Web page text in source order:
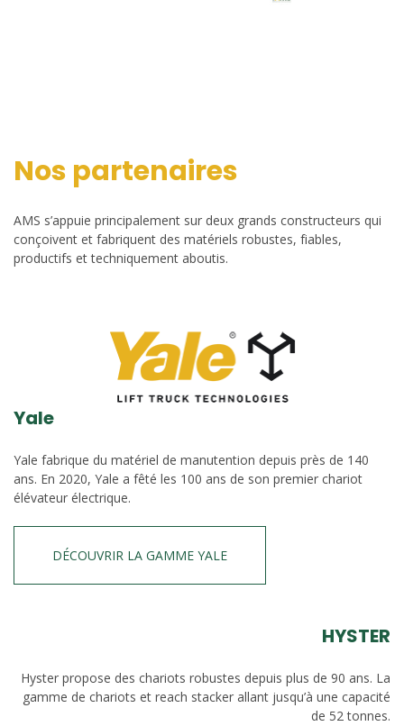
Nos partenaires
AMS s’appuie principalement sur deux grands constructeurs qui
conçoivent et fabriquent des matériels robustes, fiables,
productifs et techniquement aboutis.
Yale
Yale fabrique du matériel de manutention depuis près de 140
ans. En 2020, Yale a fêté les 100 ans de son premier chariot
élévateur électrique.
DÉCOUVRIR LA GAMME YALE
HYSTER
Hyster propose des chariots robustes depuis plus de 90 ans. La
gamme de chariots et reach stacker allant jusqu’à une capacité
de 52 tonnes.